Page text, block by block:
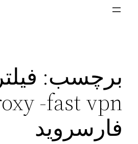
برچسب:
فارسروید